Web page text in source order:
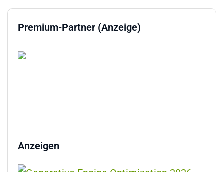
Premium-Partner (Anzeige)
Anzeigen